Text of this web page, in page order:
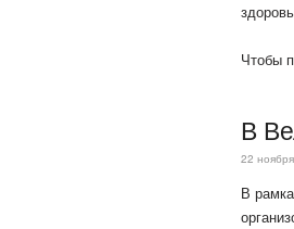
Чтобы
В
22
В